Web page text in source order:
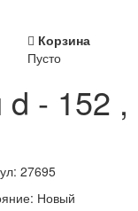
Корзина
Пусто
- 152 ,
27695
Новый